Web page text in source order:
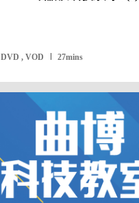
DVD , VOD 27mins